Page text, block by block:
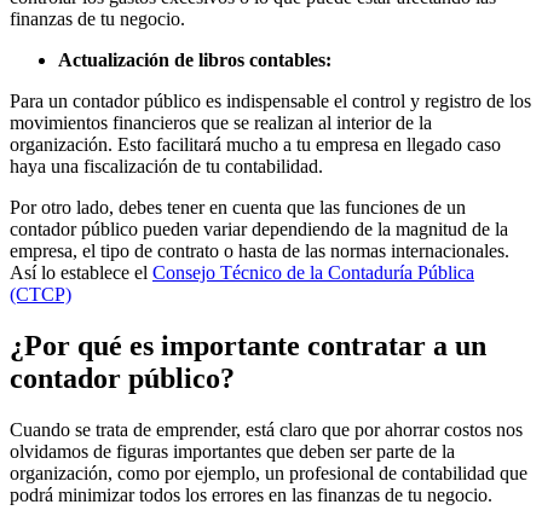
finanzas de tu negocio.
Actualización de libros contables:
Para un contador público es indispensable el control y registro de los
movimientos financieros que se realizan al interior de la
organización. Esto facilitará mucho a tu empresa en llegado caso
haya una fiscalización de tu contabilidad.
Por otro lado, debes tener en cuenta que las funciones de un
contador público pueden variar dependiendo de la magnitud de la
empresa, el tipo de contrato o hasta de las normas internacionales.
Así lo establece el Consejo Técnico de la Contaduría Pública
(CTCP)
¿Por qué es importante contratar a un
contador público?
Cuando se trata de emprender, está claro que por ahorrar costos nos
olvidamos de figuras importantes que deben ser parte de la
organización, como por ejemplo, un profesional de contabilidad que
podrá minimizar todos los errores en las finanzas de tu negocio.